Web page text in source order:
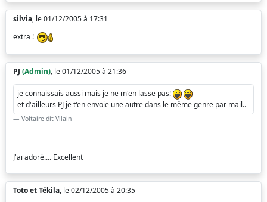
silvia, le 01/12/2005 à 17:31
extra !
PJ (Admin), le 01/12/2005 à 21:36
je connaissais aussi mais je ne m'en lasse pas!
et d'ailleurs PJ je t'en envoie une autre dans le même genre par mail..
Voltaire dit Vilain
J'ai adoré.... Excellent
Toto et Tékila, le 02/12/2005 à 20:35